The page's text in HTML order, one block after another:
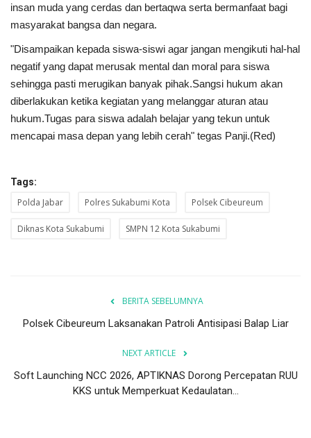
insan muda yang cerdas dan bertaqwa serta bermanfaat bagi
masyarakat bangsa dan negara.
"Disampaikan kepada siswa-siswi agar jangan mengikuti hal-hal
negatif yang dapat merusak mental dan moral para siswa
sehingga pasti merugikan banyak pihak.Sangsi hukum akan
diberlakukan ketika kegiatan yang melanggar aturan atau
hukum.Tugas para siswa adalah belajar yang tekun untuk
mencapai masa depan yang lebih cerah" tegas Panji.(Red)
Tags:
Polda Jabar Polres Sukabumi Kota Polsek Cibeureum
Diknas Kota Sukabumi SMPN 12 Kota Sukabumi
BERITA SEBELUMNYA
Polsek Cibeureum Laksanakan Patroli Antisipasi Balap Liar
NEXT ARTICLE
Soft Launching NCC 2026, APTIKNAS Dorong Percepatan RUU
KKS untuk Memperkuat Kedaulatan...